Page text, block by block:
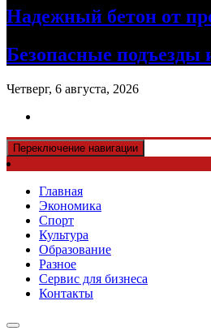
Надежный бетон от
Безопасные подъезды
Четверг, 6 августа, 2026
Переключение навигации
Главная
Экономика
Спорт
Культура
Образование
Разное
Сервис для бизнеса
Контакты